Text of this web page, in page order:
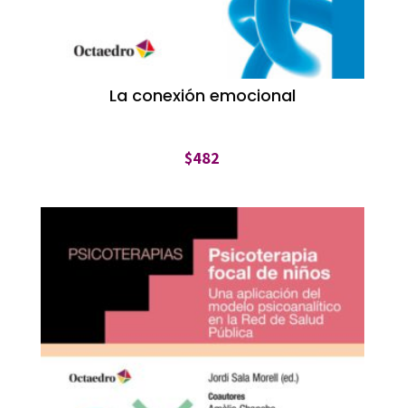
La conexión emocional
$482